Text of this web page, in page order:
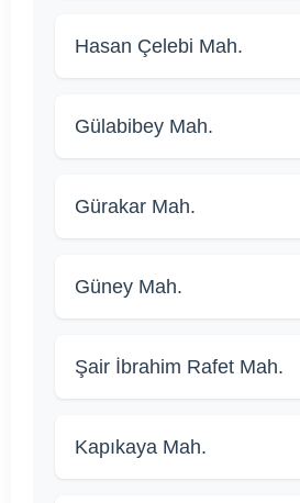
Hasan Çelebi Mah.
Gülabibey Mah.
Gürakar Mah.
Güney Mah.
Şair İbrahim Rafet Mah.
Kapıkaya Mah.